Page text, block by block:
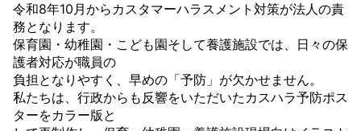
令和8年10月からカスタマーハラスメント対策が法人の責
務となります。
保育園・幼稚園・こども園そして養護施設では、日々の保
護者対応が職員の
負担となりやすく、早めの「予防」が欠かせません。
私たちは、行政からも反響をいただいたカスハラ予防ポス
ターをカラー版と